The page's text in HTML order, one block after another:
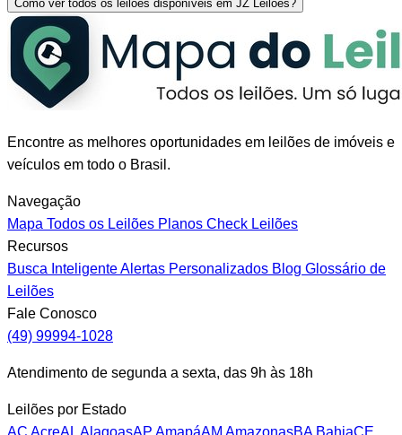
Como ver todos os leilões disponíveis em JZ Leilões?
Encontre as melhores oportunidades em leilões de imóveis e
veículos em todo o Brasil.
Navegação
Mapa Todos os Leilões Planos Check Leilões
Recursos
Busca InteligenteAlertas Personalizados Blog Glossário de
Leilões
Fale Conosco
(49) 99994-1028
Atendimento de segunda a sexta, das 9h às 18h
Leilões por Estado
AC AcreALAlagoasAP AmapáAM AmazonasBABahiaCE